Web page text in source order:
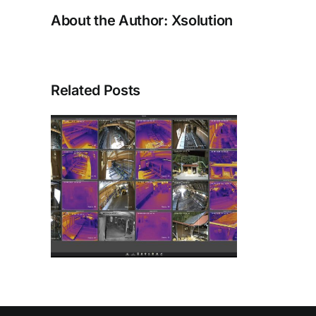
About the Author: Xsolution
Related Posts